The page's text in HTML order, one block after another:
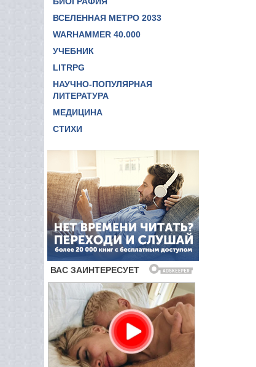
ВСЕЛЕННАЯ МЕТРО 2033
WARHAMMER 40.000
УЧЕБНИК
LITRPG
НАУЧНО-ПОПУЛЯРНАЯ
ЛИТЕРАТУРА
МЕДИЦИНА
СТИХИ